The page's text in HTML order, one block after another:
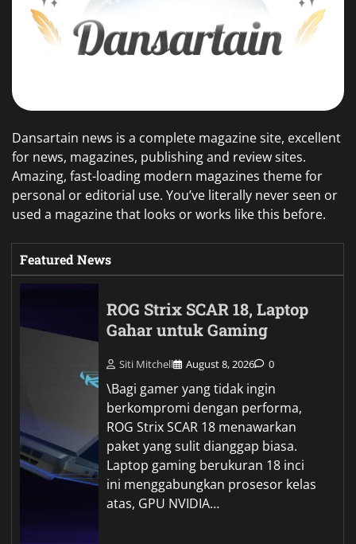
Dansartain news is a complete magazine site, excellent
for news, magazines, publishing and review sites.
Amazing, fast-loading modern magazines theme for
personal or editorial use. You’ve literally never seen or
used a magazine that looks or works like this before.
Featured News
ROG Strix SCAR 18, Laptop
Gahar untuk Gaming
Siti Mitchell August 8, 2026 0
\Bagi gamer yang tidak ingin
berkompromi dengan performa,
ROG Strix SCAR 18 menawarkan
paket yang sulit dianggap biasa.
Laptop gaming berukuran 18 inci
ini menggabungkan prosesor kelas
atas, GPU NVIDIA…